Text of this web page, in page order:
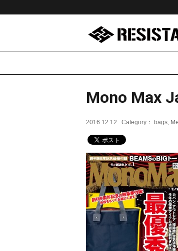
Mono Max
2016.12.12 Category： bags